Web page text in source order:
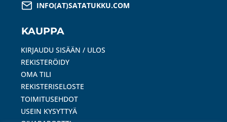
INFO(AT)SATATUKKU.COM
KAUPPA
KIRJAUDU SISÄÄN / ULOS
REKISTERÖIDY
OMA TILI
REKISTERISELOSTE
TOIMITUSEHDOT
USEIN KYSYTTYÄ